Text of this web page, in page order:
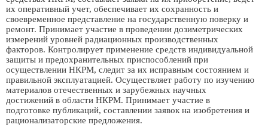
их оперативный учет, обеспечивает их сохранность и
своевременное представление на государственную поверку и
ремонт. Принимает участие в проведении дозиметрических
измерений уровней радиационных производственных
факторов. Контролирует применение средств индивидуальной
защиты и предохранительных приспособлений при
осуществлении НКРМ, следит за их исправным состоянием и
правильной эксплуатацией. Осуществляет работу по изучению
материалов отечественных и зарубежных научных
достижений в области НКРМ. Принимает участие в
подготовке публикаций, составлении заявок на изобретения и
рационализаторские предложения.